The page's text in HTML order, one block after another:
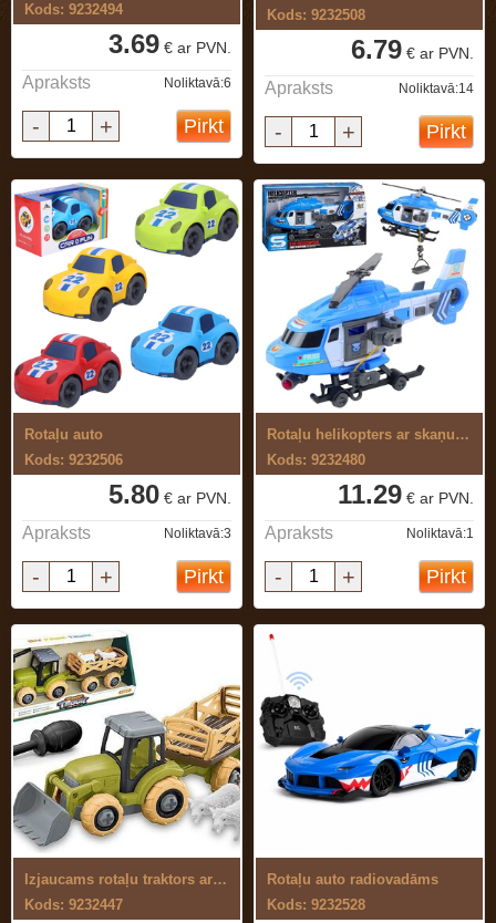
Kods: 9232494
3.69 € ar PVN.
Apraksts Noliktavā:6
- + Pirkt
Kods: 9232508
6.79 € ar PVN.
Apraksts Noliktavā:14
- + Pirkt
Rotaļu auto
Kods: 9232506
5.80 € ar PVN.
Apraksts Noliktavā:3
- + Pirkt
Rotaļu helikopters ar skaņu un gaismu
Kods: 9232480
11.29 € ar PVN.
Apraksts Noliktavā:1
- + Pirkt
Izjaucams rotaļu traktors ar piekabi
Kods: 9232447
Rotaļu auto radiovadāms
Kods: 9232528